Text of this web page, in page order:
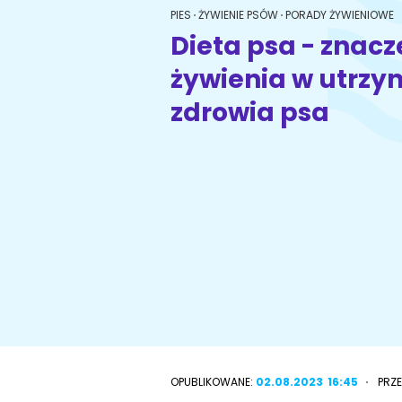
Przyjazne miejsca
PIES ŻYWIENIE PSÓW PORADY ŻYWIENIOWE
Dieta psa -
żywienia w
zdrowia psa
OPUBLIKOWANE: 02.08.2023 16:45